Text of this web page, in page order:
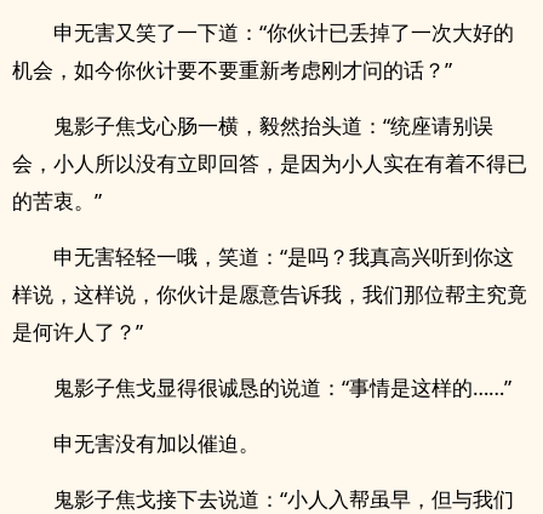
申无害又笑了一下道：“你伙计已丢掉了一次大好的
机会，如今你伙计要不要重新考虑刚才问的话？”
鬼影子焦戈心肠一横，毅然抬头道：“统座请别误
会，小人所以没有立即回答，是因为小人实在有着不得已
的苦衷。”
申无害轻轻一哦，笑道：“是吗？我真高兴听到你这
样说，这样说，你伙计是愿意告诉我，我们那位帮主究竟
是何许人了？”
鬼影子焦戈显得很诚恳的说道：“事情是这样的……”
申无害没有加以催迫。
鬼影子焦戈接下去说道：“小人入帮虽早，但与我们